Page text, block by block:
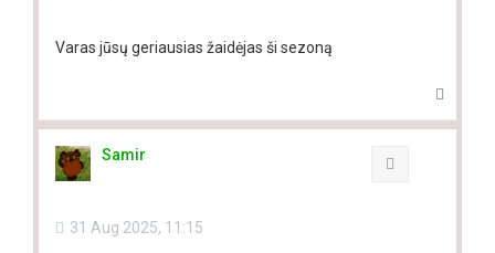
Varas jūsų geriausias žaidėjas ši sezoną
p
Samir
31 Aug 2025, 11:15